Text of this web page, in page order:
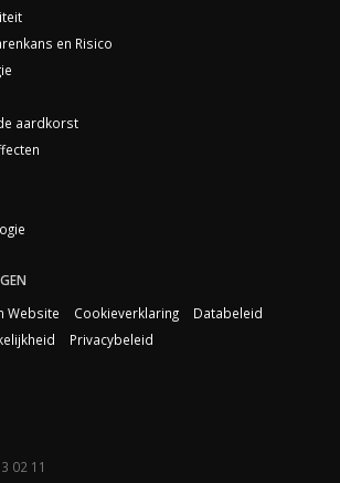
en Risico
aardkorst
Website
Cookieverklaring
Databeleid
Privacybeleid
02 11